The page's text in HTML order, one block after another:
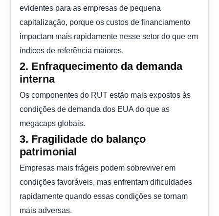
evidentes para as empresas de pequena
capitalização, porque os custos de financiamento
impactam mais rapidamente nesse setor do que em
índices de referência maiores.
2. Enfraquecimento da demanda
interna
Os componentes do RUT estão mais expostos às
condições de demanda dos EUA do que as
megacaps globais.
3. Fragilidade do balanço
patrimonial
Empresas mais frágeis podem sobreviver em
condições favoráveis, mas enfrentam dificuldades
rapidamente quando essas condições se tornam
mais adversas.